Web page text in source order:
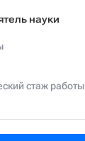
науки
стаж работы